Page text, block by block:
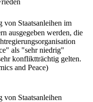
Staatsanleihen im
ausgegeben werden, die
als "sehr niedrig"
konfliktträchtig gelten.
and Peace)
Staatsanleihen